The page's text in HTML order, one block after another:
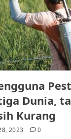
Dunia,
Kurang
2023 0